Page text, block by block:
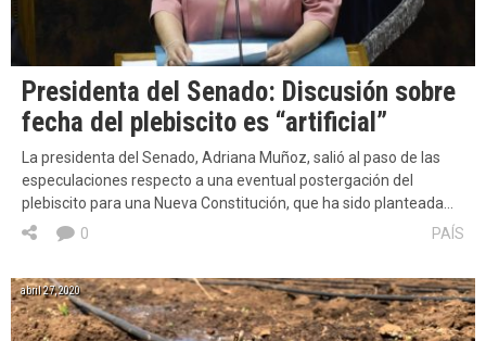
Presidenta del Senado: Discusión sobre
fecha del plebiscito es “artificial”
La presidenta del Senado, Adriana Muñoz, salió al paso de las
especulaciones respecto a una eventual postergación del
plebiscito para una Nueva Constitución, que ha sido planteada…
PAÍS
0
abril 27, 2020